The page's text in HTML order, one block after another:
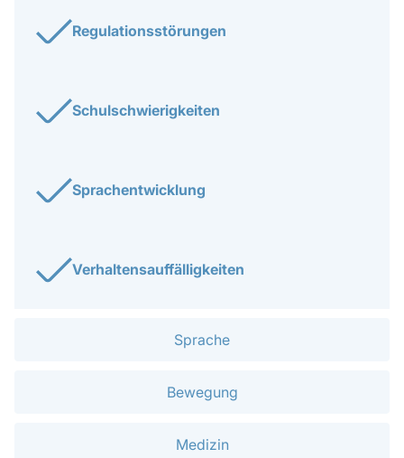
Sprache
Bewegung
Medizin
Regulationsstörungen
Schulschwierigkeiten
Sprachentwicklung
Verhaltensauffälligkeiten